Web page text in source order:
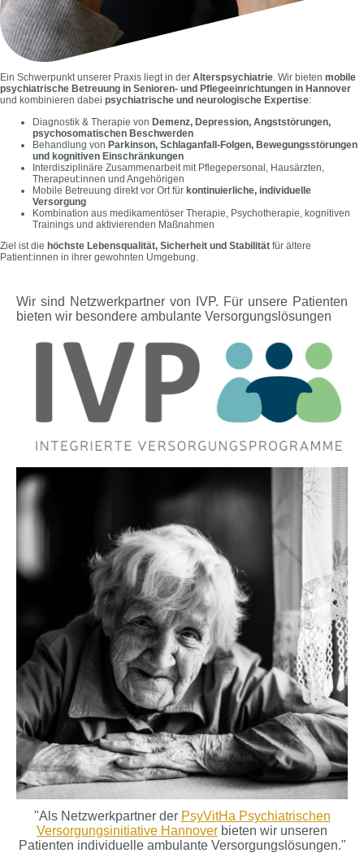
Ein Schwerpunkt unserer Praxis liegt in der Alterspsychiatrie. Wir bieten mobile
psychiatrische Betreuung in Senioren- und Pflegeeinrichtungen in Hannover
und kombinieren dabei psychiatrische und neurologische Expertise:
Diagnostik & Therapie von Demenz, Depression, Angststörungen,
psychosomatischen Beschwerden
Behandlung von Parkinson, Schlaganfall-Folgen, Bewegungsstörungen
und kognitiven Einschränkungen
Interdisziplinäre Zusammenarbeit mit Pflegepersonal, Hausärzten,
Therapeut:innen und Angehörigen
Mobile Betreuung direkt vor Ort für kontinuierliche, individuelle
Versorgung
Kombination aus medikamentöser Therapie, Psychotherapie, kognitiven
Trainings und aktivierenden Maßnahmen
Ziel ist die höchste Lebensqualität, Sicherheit und Stabilität für ältere
Patient:innen in ihrer gewohnten Umgebung.
Wir sind Netzwerkpartner von IVP. Für unsere Patienten
bieten wir besondere ambulante Versorgungslösungen
"Als Netzwerkpartner der PsyVitHa Psychiatrischen
Versorgungsinitiative Hannover bieten wir unseren
Patienten individuelle ambulante Versorgungslösungen."